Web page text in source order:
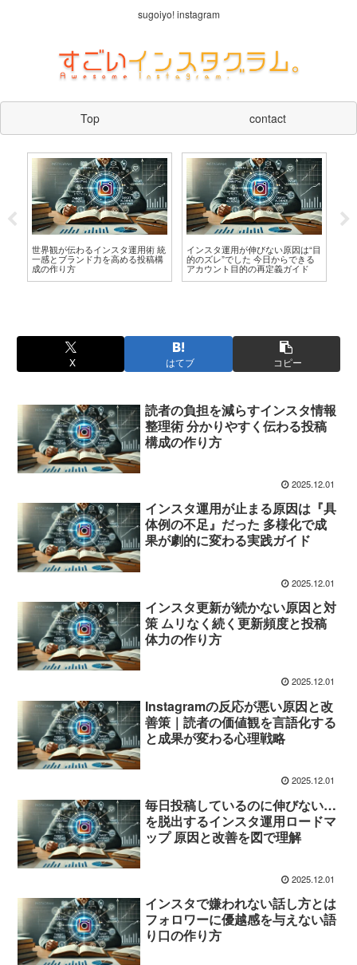
sugoiyo! instagram
Top contact
スタ運用が伸びない原因は“目
ズレ”でした 今日からできる
ウント目的の再定義ガイド
ネタ切れ・作業過多から解放 イン
スタ運用を省力化するテンプレ構
築法
インスタグラ
完全解説｜投
改善方法
X はてブ コピー
読者の負担を減らすインスタ情報
整理術 分かりやすく伝わる投稿
構成の作り方
2025.12.01
インスタ運用が止まる原因は『具
体例の不足』だった 多様化で成
果が劇的に変わる実践ガイド
2025.12.01
インスタ更新が続かない原因と対
策 ムリなく続く更新頻度と投稿
体力の作り方
2025.12.01
Instagramの反応が悪い原因と改
善策｜読者の価値観を言語化する
と成果が変わる心理戦略
2025.12.01
毎日投稿しているのに伸びない…
を脱出するインスタ運用ロードマ
ップ 原因と改善を図で理解
2025.12.01
インスタで嫌われない話し方とは
フォロワーに優越感を与えない語
り口の作り方